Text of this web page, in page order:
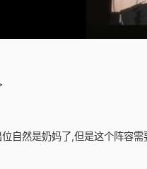
自然是奶妈了,但是这个阵容